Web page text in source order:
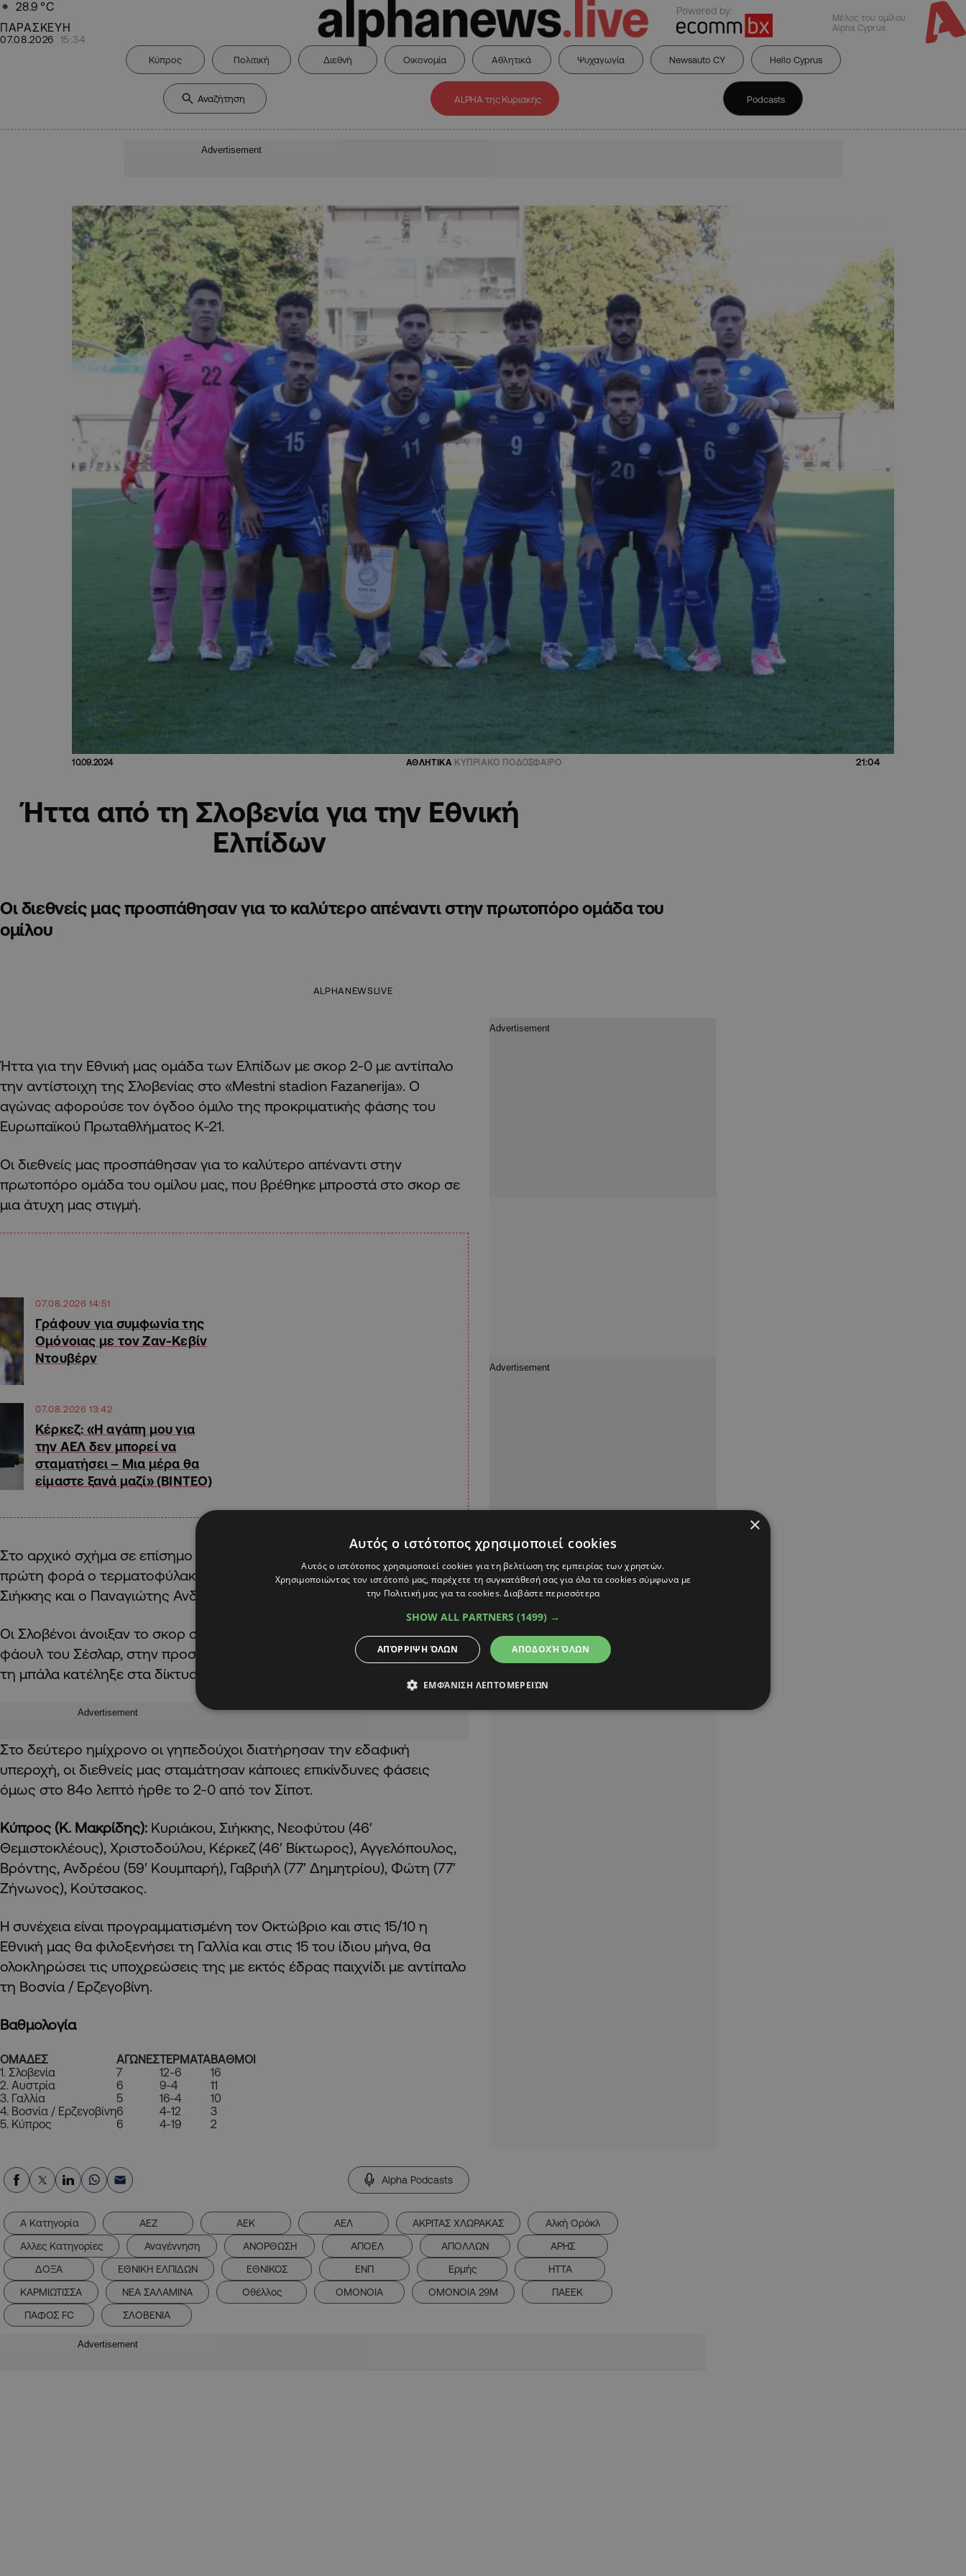
28.9 °C
ΠΑΡΑΣΚΕΥΗ
07.08.2026 15:34
Powered by:
Μέλος του ομίλου
Alpha Cyprus
Κύπρος Πολιτική Διεθνή Οικονομία Αθλητικά Ψυχαγωγία Newsauto CY Hello Cyprus
ALPHA της Κυριακής Podcasts
Advertisement
10.09.2024 ΑΘΛΗΤΙΚΑ ΚΥΠΡΙΑΚΟ ΠΟΔΟΣΦΑΙΡΟ 21:04
Ήττα από τη Σλοβενία για την Εθνική
Ελπίδων
Οι διεθνείς μας προσπάθησαν για το καλύτερο απέναντι στην πρωτοπόρο ομάδα του
ομίλου
ALPHANEWSLIVE
Ήττα για την Εθνική μας ομάδα των Ελπίδων με σκορ 2-0 με αντίπαλο
την αντίστοιχη της Σλοβενίας στο «Mestni stadion Fazanerija». Ο
αγώνας αφορούσε τον όγδοο όμιλο της προκριματικής φάσης του
Ευρωπαϊκού Πρωταθλήματος Κ-21.
Οι διεθνείς μας προσπάθησαν για το καλύτερο απέναντι στην
πρωτοπόρο ομάδα του ομίλου μας, που βρέθηκε μπροστά στο σκορ σε
μια άτυχη μας στιγμή.
07.08.2026 14:51
Γράφουν για συμφωνία της
Ομόνοιας με τον Ζαν-Κεβίν
Ντουβέρν
07.08.2026 13:42
Κέρκεζ: «Η αγάπη μου για
την ΑΕΛ δεν μπορεί να
σταματήσει – Μια μέρα θα
είμαστε ξανά μαζί» (ΒΙΝΤΕΟ)
Στο αρχικό σχήμα σε επίσημο αγώνα της Εθνικής μας συμμετείχαν για
πρώτη φορά ο τερματοφύλακας Παναγιώτης Κυριάκου, ο Ανδρέας
Σιήκκης και ο Παναγιώτης Ανδρέου.
Οι Σλοβένοι άνοιξαν το σκορ στο 27ο λεπτό όταν μετά από εκτέλεση
φάουλ του Σέσλαρ, στην προσπάθεια του Κούτσακου για να αποκρούσει
τη μπάλα κατέληξε στα δίκτυα μας, 1-0 σκορ στο πρώτο ημίχρονο.
Advertisement
Στο δεύτερο ημίχρονο οι γηπεδούχοι διατήρησαν την εδαφική
υπεροχή, οι διεθνείς μας σταμάτησαν κάποιες επικίνδυνες φάσεις
όμως στο 84ο λεπτό ήρθε το 2-0 από τον Σίποτ.
Κύπρος (Κ. Μακρίδης): Κυριάκου, Σιήκκης, Νεοφύτου (46′
Θεμιστοκλέους), Χριστοδούλου, Κέρκεζ (46′ Βίκτωρος), Αγγελόπουλος,
Βρόντης, Ανδρέου (59′ Κουμπαρή), Γαβριήλ (77′ Δημητρίου), Φώτη (77′
Ζήνωνος), Κούτσακος.
Η συνέχεια είναι προγραμματισμένη τον Οκτώβριο και στις 15/10 η
Εθνική μας θα φιλοξενήσει τη Γαλλία και στις 15 του ίδιου μήνα, θα
ολοκληρώσει τις υποχρεώσεις της με εκτός έδρας παιχνίδι με αντίπαλο
τη Βοσνία / Ερζεγοβίνη.
Βαθμολογία
ΟΜΑΔΕΣ ΑΓΩΝΕΣΤΕΡΜΑΤΑΒΑΘΜΟΙ
1. Σλοβενία
7 12-6
16
2. Αυστρία
6 9-4
11
3. Γαλλία
5 16-4
10
4. Βοσνία / Ερζεγοβίνη6 4-12
3
5. Κύπρος
6 4-19 2
Alpha Podcasts
Α Κατηγορία ΑΕΖ ΑΕΚ ΑΕΛ ΑΚΡΙΤΑΣ ΧΛΩΡΑΚΑΣ
Αλκή Ορόκλ
Αλλες Κατηγορίες
Αναγέννηση ΑΝΟΡΘΩΣΗ ΑΠΟΕΛ ΑΠΟΛΛΩΝ
ΑΡΗΣ
ΔΟΞΑ
ΕΘΝΙΚΗ ΕΛΠΙΔΩΝ ΕΘΝΙΚΟΣ ΕΝΠ Ερμής
ΗΤΤΑ
ΚΑΡΜΙΩΤΙΣΣΑ
ΝΕΑ ΣΑΛΑΜΙΝΑ Οθέλλος ΟΜΟΝΟΙΑ ΟΜΟΝΟΙΑ 29Μ
ΠΑΕΕΚ
ΠΑΦΟΣ FC
ΣΛΟΒΕΝΙΑ
Advertisement
×
Αυτός ο ιστότοπος χρησιμοποιεί cookies
Αυτός ο ιστότοπος χρησιμοποιεί cookies για τη βελτίωση της εμπειρίας των χρηστών.
Χρησιμοποιώντας τον ιστότοπό μας, παρέχετε τη συγκατάθεσή σας για όλα τα cookies σύμφωνα με
την Πολιτική μας για τα cookies.Διαβάστε περισσότερα
SHOW ALL PARTNERS (1499) →
ΑΠΟΔΟΧΉ ΌΛΩΝ
ΑΠΌΡΡΙΨΗ ΌΛΩΝ
ΕΜΦΆΝΙΣΗ ΛΕΠΤΟΜΕΡΕΙΏΝ